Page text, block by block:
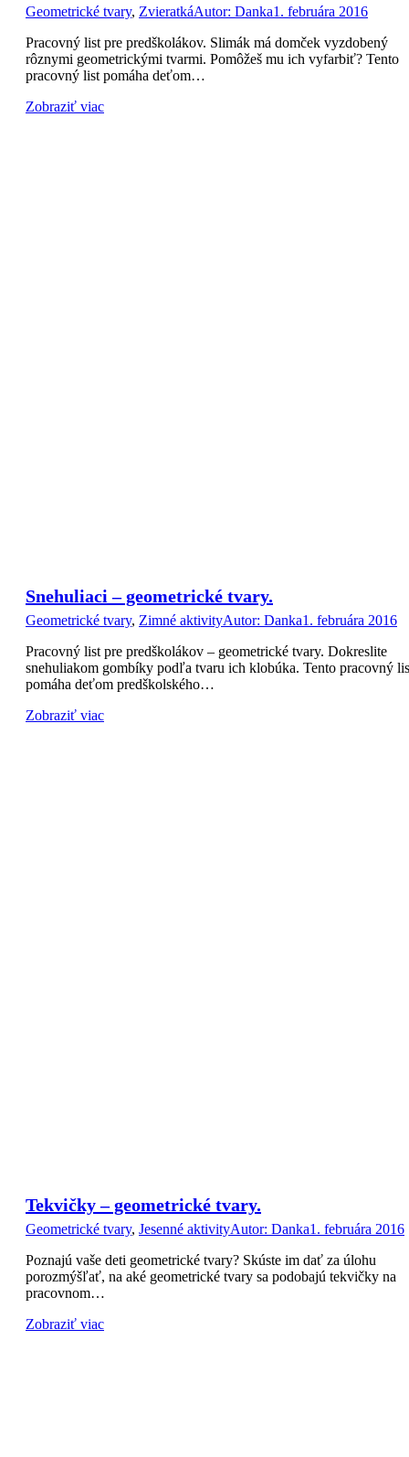
Geometrické tvary, ZvieratkáAutor: Danka1. februára 2016
Pracovný list pre predškolákov. Slimák má domček vyzdobený
rôznymi geometrickými tvarmi. Pomôžeš mu ich vyfarbiť? Tento
pracovný list pomáha deťom…
Zobraziť viac
Snehuliaci – geometrické tvary.
Geometrické tvary, Zimné aktivityAutor: Danka1. februára 2016
Pracovný list pre predškolákov – geometrické tvary. Dokreslite
snehuliakom gombíky podľa tvaru ich klobúka. Tento pracovný
pomáha deťom predškolského…
Zobraziť viac
Tekvičky – geometrické tvary.
Geometrické tvary, Jesenné aktivityAutor: Danka1. februára 2016
Poznajú vaše deti geometrické tvary? Skúste im dať za úlohu
porozmýšľať, na aké geometrické tvary sa podobajú tekvičky na
pracovnom…
Zobraziť viac